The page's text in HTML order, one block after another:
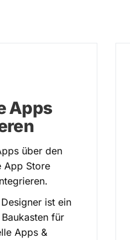
Apps
über den
App Store
ist ein
für
Apps &